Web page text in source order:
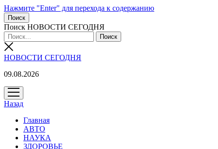
Нажмите "Enter" для перехода к содержанию
Поиск
Поиск НОВОСТИ СЕГОДНЯ
НОВОСТИ СЕГОДНЯ
09.08.2026
открыть
меню
Назад
Главная
АВТО
НАУКА
ЗДОРОВЬЕ